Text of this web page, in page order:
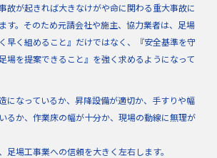
故が起きれば大きなけがや命に関わる重大事故に
す。そのため元請会社や施主、協力業者は、足場
早く組めること』だけではなく、『安全基準を守
場を提案できること』を強く求めるようになって
になっているか、昇降設備が適切か、手すりや幅
るか、作業床の幅が十分か、現場の動線に無理が
足場工事業への信頼を大きく左右します。